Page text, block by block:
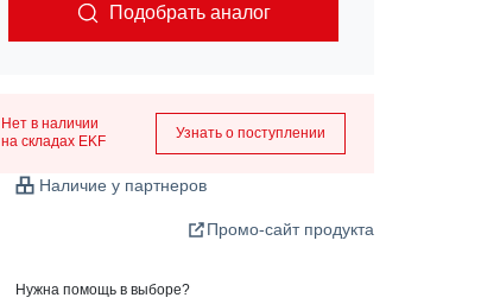
Подобрать аналог
Нет в наличии
на складах EKF
Узнать о поступлении
Наличие у партнеров
Промо-сайт продукта
Нужна помощь в выборе?